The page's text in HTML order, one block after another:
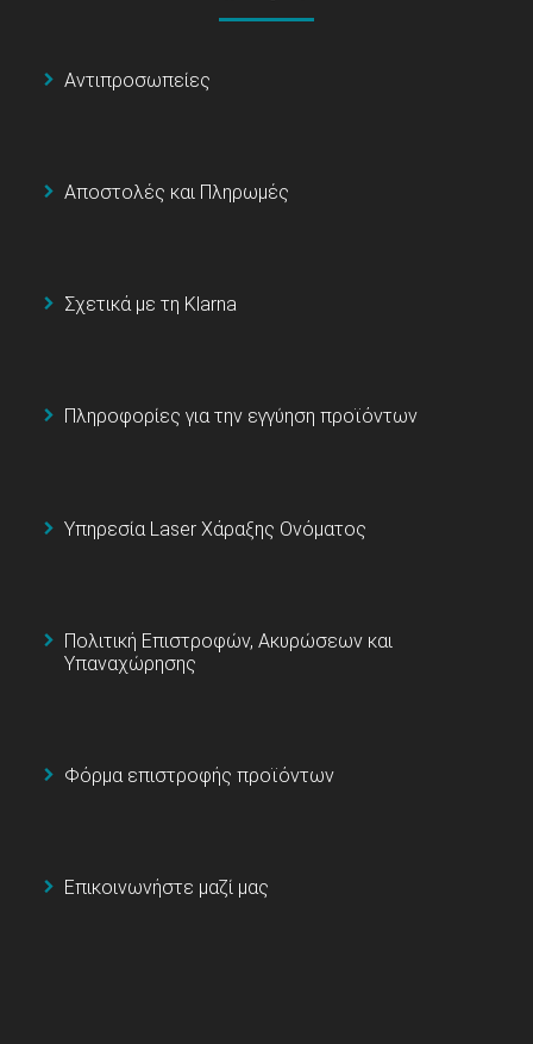
Αντιπροσωπείες
Αποστολές και Πληρωμές
Σχετικά με τη Klarna
Πληροφορίες για την εγγύηση προϊόντων
Υπηρεσία Laser Χάραξης Ονόματος
Πολιτική Επιστροφών, Ακυρώσεων και
Υπαναχώρησης
Φόρμα επιστροφής προϊόντων
Επικοινωνήστε μαζί μας